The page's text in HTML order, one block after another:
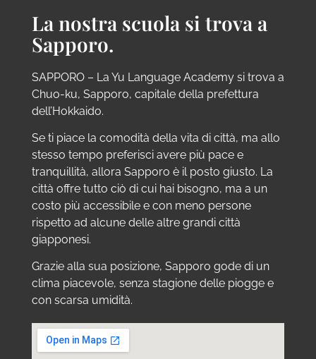
La nostra scuola si trova a
Sapporo.
SAPPORO – La Yu Language Academy si trova a
Chuo-ku, Sapporo, capitale della prefettura
dell’Hokkaido.
Se ti piace la comodità della vita di città, ma allo
stesso tempo preferisci avere più pace e
tranquillità, allora Sapporo è il posto giusto. La
città offre tutto ciò di cui hai bisogno, ma a un
costo più accessibile e con meno persone
rispetto ad alcune delle altre grandi città
giapponesi.
Grazie alla sua posizione, Sapporo gode di un
clima piacevole, senza stagione delle piogge e
con scarsa umidità.